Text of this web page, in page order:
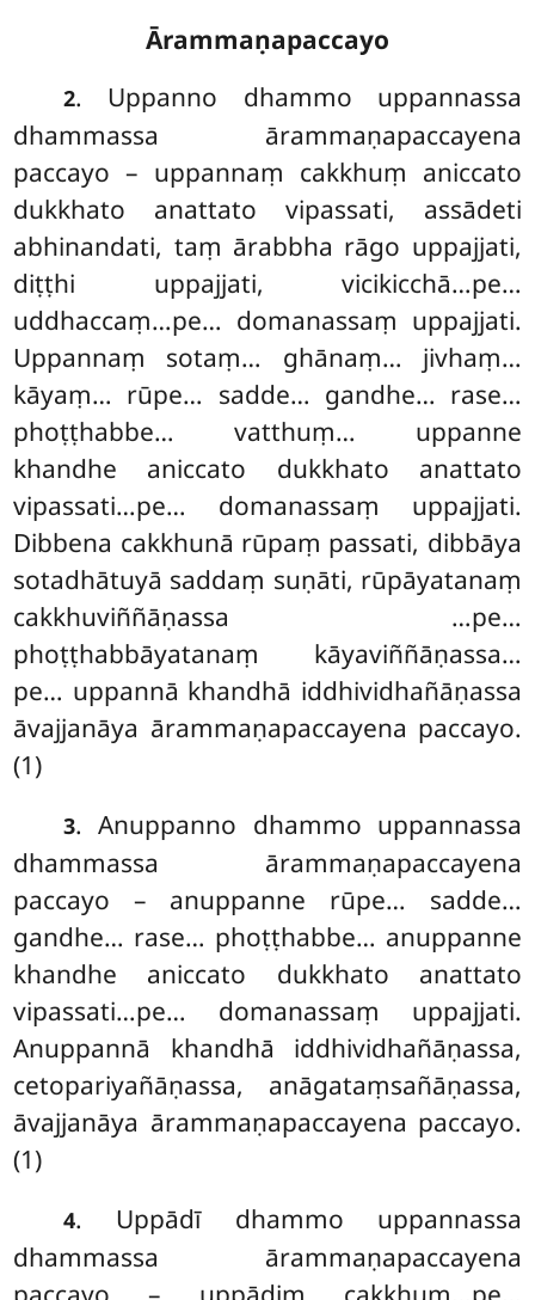
Ārammaṇapaccayo
2. Uppanno dhammo uppannassa
dhammassa ārammaṇapaccayena
paccayo – uppannaṃ cakkhuṃ aniccato
dukkhato anattato vipassati, assādeti
abhinandati, taṃ ārabbha rāgo uppajjati,
diṭṭhi uppajjati, vicikicchā…pe…
uddhaccaṃ…pe… domanassaṃ uppajjati.
Uppannaṃ sotaṃ… ghānaṃ… jivhaṃ…
kāyaṃ… rūpe… sadde… gandhe… rase…
phoṭṭhabbe… vatthuṃ… uppanne
khandhe aniccato dukkhato anattato
vipassati…pe… domanassaṃ uppajjati.
Dibbena cakkhunā rūpaṃ passati, dibbāya
sotadhātuyā saddaṃ suṇāti, rūpāyatanaṃ
cakkhuviññāṇassa …pe…
phoṭṭhabbāyatanaṃ kāyaviññāṇassa…
pe… uppannā khandhā iddhividhañāṇassa
āvajjanāya ārammaṇapaccayena paccayo.
(1)
3. Anuppanno dhammo uppannassa
dhammassa ārammaṇapaccayena
paccayo – anuppanne rūpe… sadde…
gandhe… rase… phoṭṭhabbe… anuppanne
khandhe aniccato dukkhato anattato
vipassati…pe… domanassaṃ uppajjati.
Anuppannā khandhā iddhividhañāṇassa,
cetopariyañāṇassa, anāgataṃsañāṇassa,
āvajjanāya ārammaṇapaccayena paccayo.
(1)
4. Uppādī dhammo uppannassa
dhammassa ārammaṇapaccayena